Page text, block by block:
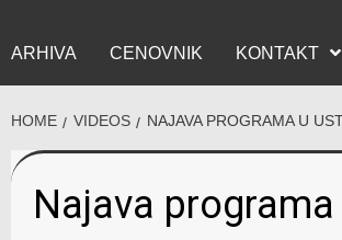
ARHIVA CENOVNIK KONTAKT
HOME VIDEOS NAJAVA PROGRAMA U
Najava